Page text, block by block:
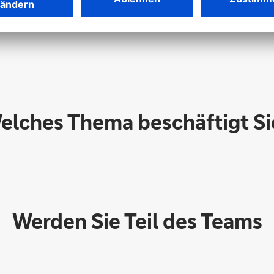
Inhalt freischalten
Thema beschäftigt
Werden Sie Teil des Teams